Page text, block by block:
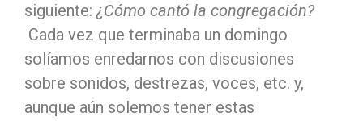
siguiente:¿Cómo cantó la congregación?
Cada vez que terminaba un domingo
solíamos enredarnos con discusiones
sobre sonidos, destrezas, voces, etc. y,
aunque aún solemos tener estas